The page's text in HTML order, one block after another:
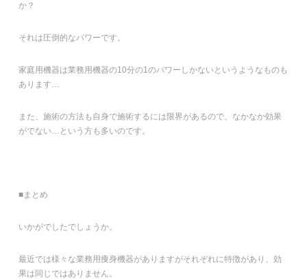
か？
それは圧倒的なパワーです。
家庭用機器は業務用機器の10分の1のパワーしかないというようなものも
あります…
また、施術の方法も自身で施術するには限界があるので、なかなか効果
がでない…という方も多いのです。
■まとめ
いかがでしたでしょうか。
最近では様々な業務用痩身機器がありますがそれぞれに特徴があり、効
果は同じではありません。